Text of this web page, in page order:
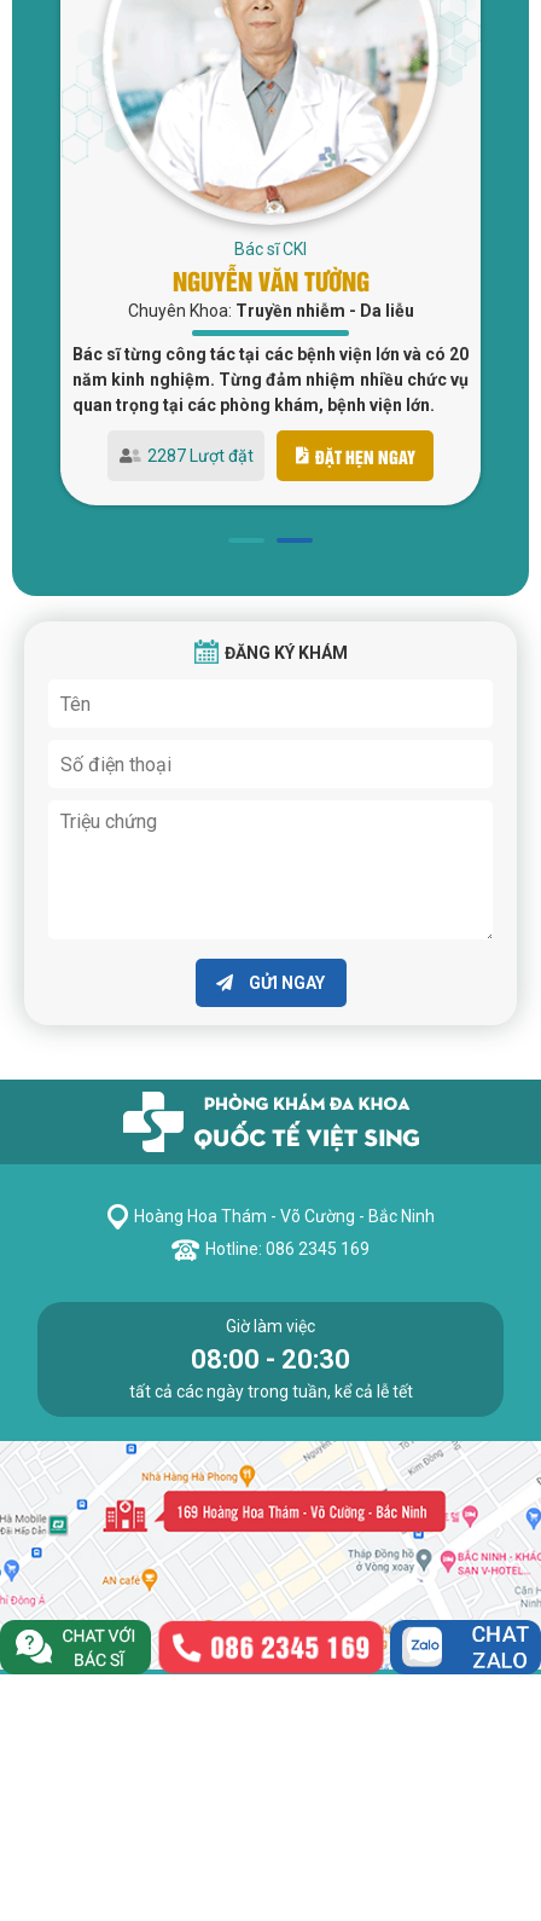
Bác sĩ CKI
NGUYỄN VĂN TƯỜNG
Chuyên Khoa: Truyền nhiễm - Da liễu
Bác sĩ từng công tác tại các bệnh viện lớn và có 20
năm kinh nghiệm. Từng đảm nhiệm nhiều chức vụ
quan trọng tại các phòng khám, bệnh viện lớn.
2287 Lượt đặt ĐẶT HẸN NGAY
ĐĂNG KÝ KHÁM
GỬI NGAY
Hoàng Hoa Thám - Võ Cường - Bắc Ninh
Hotline: 086 2345 169
Giờ làm việc
08:00 - 20:30
tất cả các ngày trong tuần, kể cả lễ tết